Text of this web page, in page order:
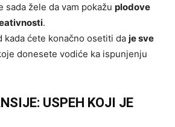
sada žele da vam pokažu plodove
.
kada ćete konačno osetiti da je sve
donesete vodiće ka ispunjenju
USPEH KOJI JE